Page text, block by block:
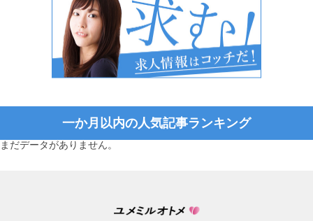
一か月以内の人気記事ランキング
まだデータがありません。